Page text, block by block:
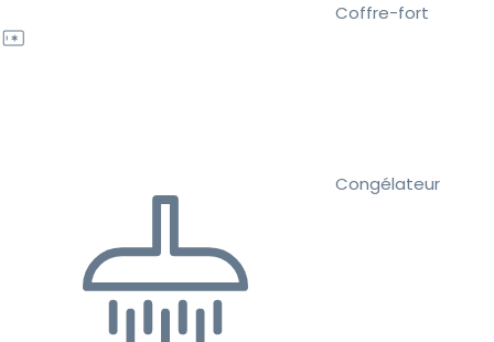
Coffre-fort
Congélateur